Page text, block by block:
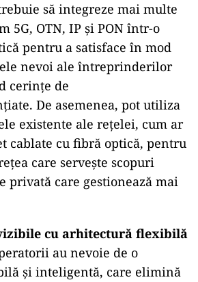
să integreze mai multe
5G, OTN, IP și PON într-o
pentru a satisface în mod
nevoi ale întreprinderilor
cerințe de
De asemenea, pot utiliza
existente ale rețelei, cum ar
cablate cu fibră optică, pentru
care servește scopuri
privată care gestionează mai
cu arhitectură flexibilă
au nevoie de o
și inteligentă, care elimină